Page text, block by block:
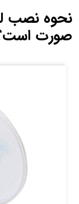
نحوه نصب
صورت